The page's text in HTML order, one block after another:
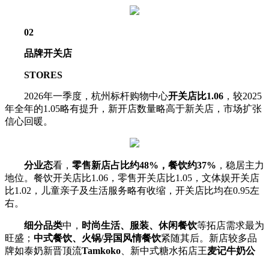
02
品牌开关店
STORES
2026年一季度，杭州标杆购物中心开关店比1.06 ，较2025
年全年的1.05略有提升，新开店数量略高于新关店，市场扩张
信心回暖。
分业态看， 零售新店占比约48%，餐饮约37% ，稳居主力
地位。餐饮开关店比1.06，零售开关店比1.05，文体娱开关店
比1.02，儿童亲子及生活服务略有收缩，开关店比均在0.95左
右。
细分品类中， 时尚生活、服装、休闲餐饮等拓店需求最为
旺盛； 中式餐饮、火锅/异国风情餐饮紧随其后。新店较多品
牌如泰奶新晋顶流Tamkoko 、新中式糖水拓店王麦记牛奶公